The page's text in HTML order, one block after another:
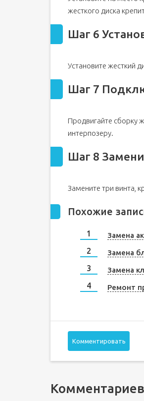
жесткого диска
Шаг 6
Установите жесткий
Шаг 7
Продвигайте сборку
интерпозеру.
Шаг 8
Замените три винта,
Похожие
Замена
Замена
Замена
Ремонт
Комментировать